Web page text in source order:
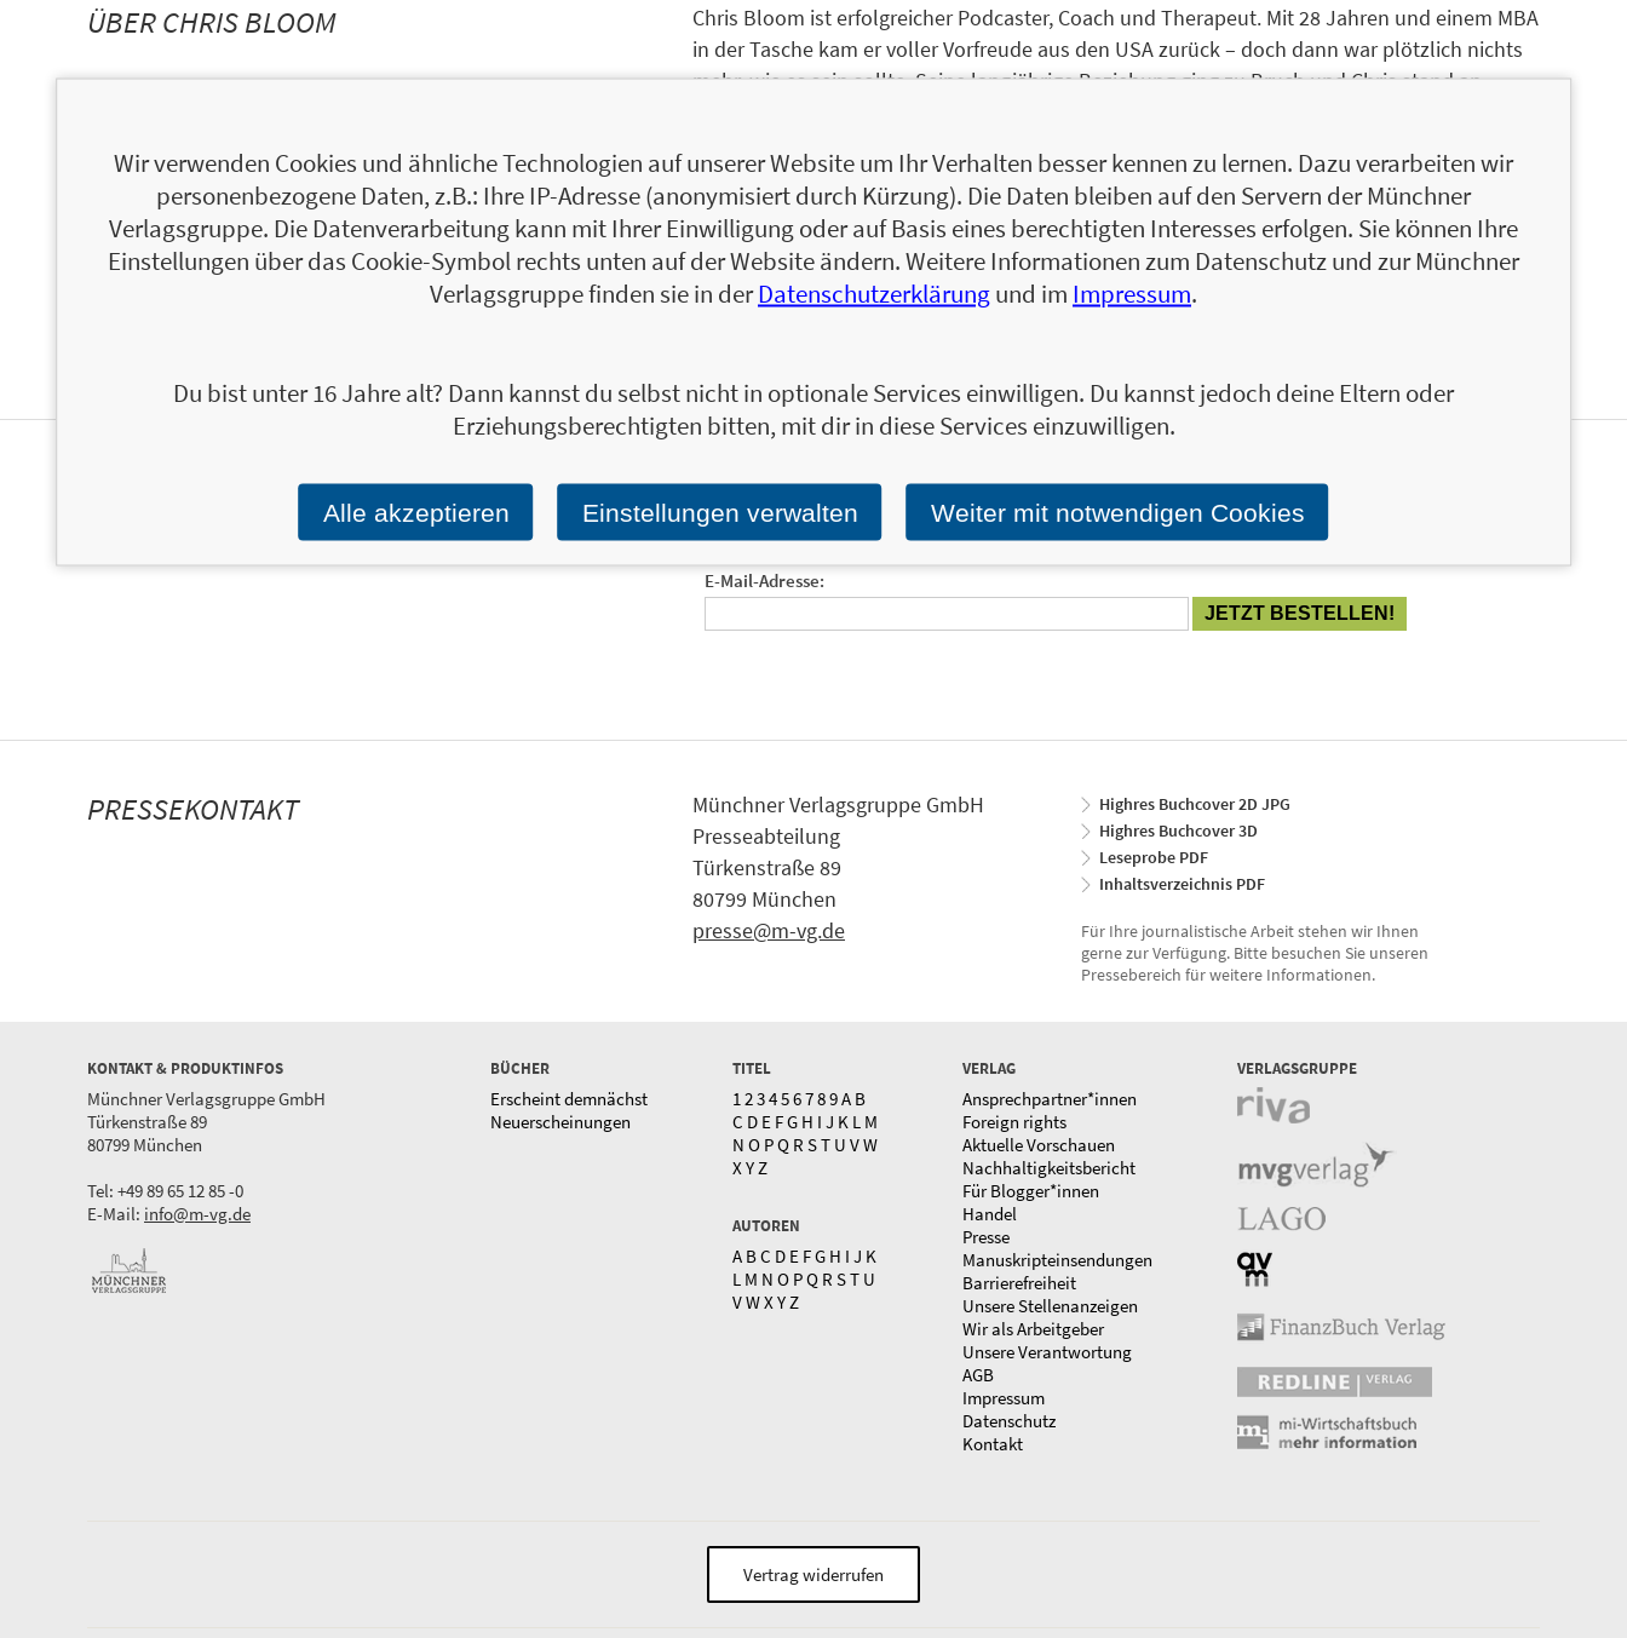
ÜBER CHRIS BLOOM
Chris Bloom ist erfolgreicher Podcaster, Coach und Therapeut. Mit 28 Jahren und einem MBA
in der Tasche kam er voller Vorfreude aus den USA zurück – doch dann war plötzlich nichts
mehr, wie es sein sollte. Seine langjährige Beziehung ging zu Bruch und Chris stand an
Podcast »Realtalk für deine Seele« erreicht er Zehntausende von Menschen. Zudem ist er
Gründer der »Chris Bloom Akademie«, die Menschen in ein erfülltes Leben begleitet und
HEARTset-Coaches ausbildet. Die Kernthemen seiner Arbeit: Heilung alter Muster,
Bewusstseinsentwicklung und Selbstliebe. Sein Motto: HEARTset on!
PERSONALISIERTE
PRODUKTINFORMATIONEN
Ja, ich will über interessante Neuerscheinungen und ähnliche Produkte informiert werden.
Wir halten Sie per E-Mail auf dem aktuellen Stand über das Programm der Münchner Verlagsgruppe.
Tragen Sie sich jetzt ein!
E-Mail-Adresse:
PRESSEKONTAKT
Münchner Verlagsgruppe GmbH
Presseabteilung
Türkenstraße 89
80799 München
presse@m-vg.de
Highres Buchcover 2D JPG
Highres Buchcover 3D
Leseprobe PDF
Inhaltsverzeichnis PDF
Für Ihre journalistische Arbeit stehen wir Ihnen
gerne zur Verfügung. Bitte besuchen Sie unseren
Pressebereich für weitere Informationen.
KONTAKT & PRODUKTINFOS
Münchner Verlagsgruppe GmbH
Türkenstraße 89
80799 München
Tel: +49 89 65 12 85 -0
E-Mail: info@m-vg.de
BÜCHER
Erscheint demnächst
Neuerscheinungen
TITEL
1 23456789A B
C D E FG H I J K L M
N O PQ R ST U VW
X Y Z
AUTOREN
A BC D E FG H I J K
L M N O PQ R ST U
VWX Y Z
VERLAG
Ansprechpartner*innen
Foreign rights
Aktuelle Vorschauen
Nachhaltigkeitsbericht
Für Blogger*innen
Handel
Presse
Manuskripteinsendungen
Barrierefreiheit
Unsere Stellenanzeigen
Wir als Arbeitgeber
Unsere Verantwortung
AGB
Impressum
Datenschutz
Kontakt
VERLAGSGRUPPE
Vertrag widerrufen
Wir verwenden Cookies und ähnliche Technologien auf unserer Website um Ihr Verhalten besser kennen zu lernen. Dazu verarbeiten wir
personenbezogene Daten, z.B.: Ihre IP-Adresse (anonymisiert durch Kürzung). Die Daten bleiben auf den Servern der Münchner
Verlagsgruppe. Die Datenverarbeitung kann mit Ihrer Einwilligung oder auf Basis eines berechtigten Interesses erfolgen. Sie können Ihre
Einstellungen über das Cookie-Symbol rechts unten auf der Website ändern. Weitere Informationen zum Datenschutz und zur Münchner
Verlagsgruppe finden sie in derDatenschutzerklärungund im Impressum.
Du bist unter 16 Jahre alt? Dann kannst du selbst nicht in optionale Services einwilligen. Du kannst jedoch deine Eltern oder
Erziehungsberechtigten bitten, mit dir in diese Services einzuwilligen.
Alle akzeptieren Einstellungen verwalten Weiter mit notwendigen Cookies